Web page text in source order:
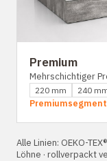
Premium
Mehrschichtiger
220 mm 240
Premiumsegment
Alle Linien: OEKO-
Löhne · rollverpackt